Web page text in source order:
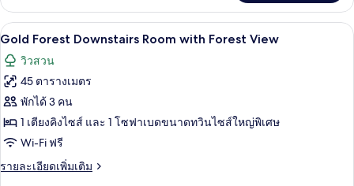
เกี่ยว
กับ
Gold
Antique
Extra-
Bedroom
Downstairs
Forest
View
เปิด
ภาพถ่าย
ทั้งหมด
ของ
Gold
Forest
Downstairs
Room
ตู้นิรภัยในห้องพัก, โต๊ะทำงาน, ผ้าม่าน
2
Gold Forest Downstairs Room with Forest View
วิวสวน
45 ตารางเมตร
พักได้ 3 คน
1 เตียงคิงไซส์ และ 1 โซฟาเบดขนาดทวินไซส์ใหญ่พิเศษ
Wi-Fi ฟรี
รายละเอียดเพิ่มเติม
ราย